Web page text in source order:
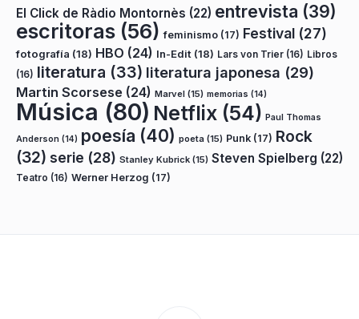
El Click de Ràdio Montornès (22) entrevista (39)
escritoras (56) feminismo (17) Festival (27)
fotografía (18) HBO (24) In-Edit (18) Lars von Trier (16) Libros
(16) literatura (33) literatura japonesa (29)
Martin Scorsese (24) Marvel (15) memorias (14)
Música (80) Netflix (54) Paul Thomas
Anderson (14) poesía (40) poeta (15) Punk (17) Rock
(32) serie (28) Stanley Kubrick (15) Steven Spielberg (22)
Teatro (16) Werner Herzog (17)